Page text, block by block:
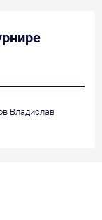
Владислав